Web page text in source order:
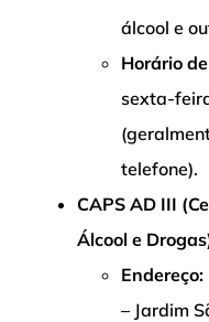
álcool e
Horário
sexta-
telefone).
CAPS AD III
Álcool e
Endereço:
– Jardim